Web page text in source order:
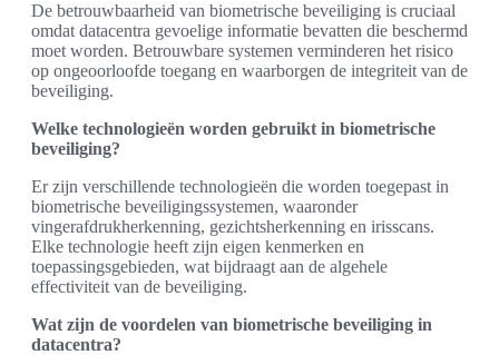
De betrouwbaarheid van biometrische beveiliging is cruciaal
omdat datacentra gevoelige informatie bevatten die beschermd
moet worden. Betrouwbare systemen verminderen het risico
op ongeoorloofde toegang en waarborgen de integriteit van de
beveiliging.
Welke technologieën worden gebruikt in biometrische
beveiliging?
Er zijn verschillende technologieën die worden toegepast in
biometrische beveiligingssystemen, waaronder
vingerafdrukherkenning, gezichtsherkenning en irisscans.
Elke technologie heeft zijn eigen kenmerken en
toepassingsgebieden, wat bijdraagt aan de algehele
effectiviteit van de beveiliging.
Wat zijn de voordelen van biometrische beveiliging in
datacentra?